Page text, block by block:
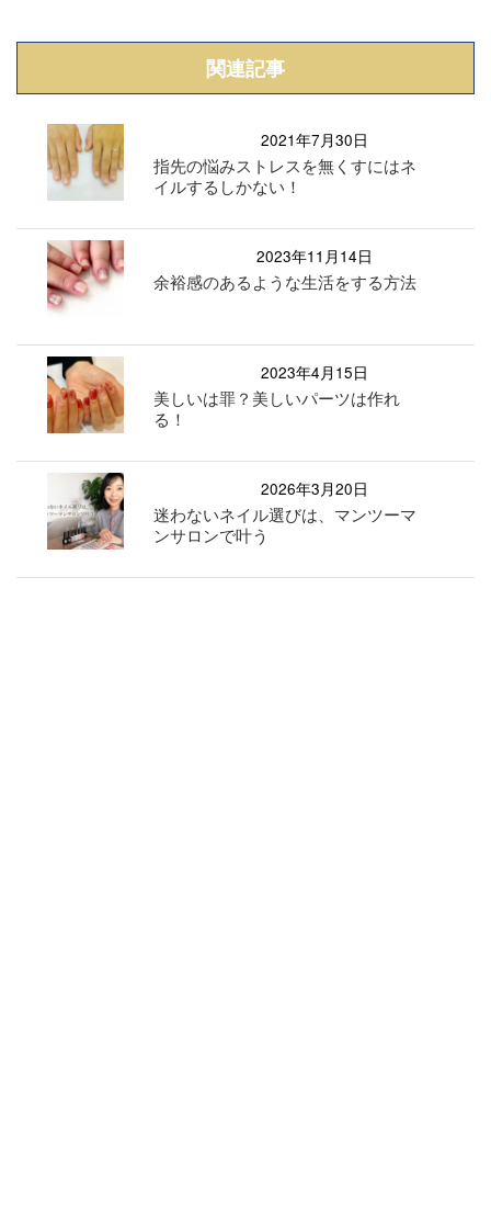
関連記事
2021年7月30日
指先の悩みストレスを無くすにはネ
イルするしかない！
2023年11月14日
余裕感のあるような生活をする方法
2023年4月15日
美しいは罪？美しいパーツは作れ
る！
2026年3月20日
迷わないネイル選びは、マンツーマ
ンサロンで叶う